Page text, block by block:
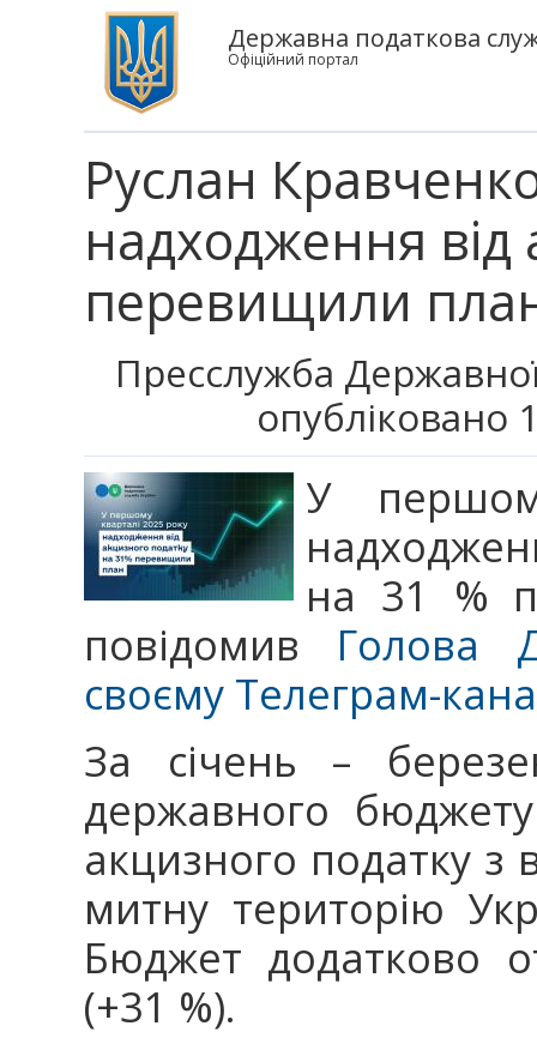
Державна податкова
Офіційний портал
Руслан
надходження від
перевищили
Пресслужба
опубліковано
У
на 31 %
повідомив Голова
своєму Телеграм-
За січень –
державного
акцизного податку
митну територію
Бюджет додатково
(+31 %).